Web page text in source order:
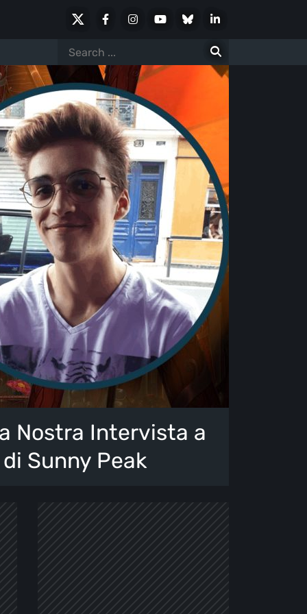
FacebookInstagramYoutubeBlueskyLinkedIn
Search
for:
Nostra Intervista a
Sunny Peak